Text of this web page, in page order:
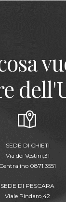
SEDE DI CHIETI
Via dei Vestini,31
Centralino 0871.3551
SEDE DI PESCARA
Viale Pindaro,42